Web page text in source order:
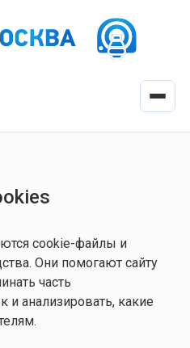
cookie-файлы и
Они помогают сайту
часть
и анализировать, какие